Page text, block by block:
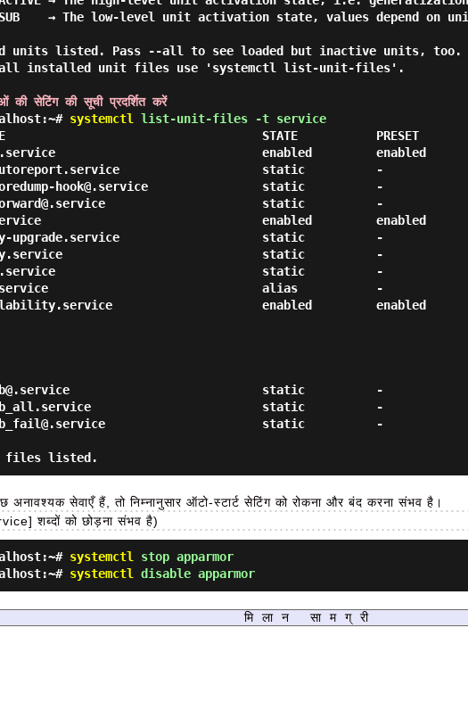
units listed. Pass --all to see loaded but inactive units, too.
all installed unit files use 'systemctl list-unit-files'.
की सेटिंग की सूची प्रदर्शित करें
systemctl
list-unit-files -t service
STATE           PRESET
enabled         enabled
autoreport.service                    static          -
hook@.service                static          -
static          -
enabled         enabled
upgrade.service                    static          -
static          -
static          -
alias           -
enabled         enabled
static          -
static          -
static          -
अनावश्यक सेवाएँ हैं, तो निम्नानुसार ऑटो-स्टार्ट सेटिंग को रोकना और बंद करना संभव है।
शब्दों को छोड़ना संभव है)
systemctl
stop apparmor
systemctl disable apparmor
मिलान सामग्री